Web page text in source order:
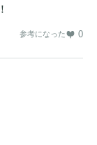
参考になった 0